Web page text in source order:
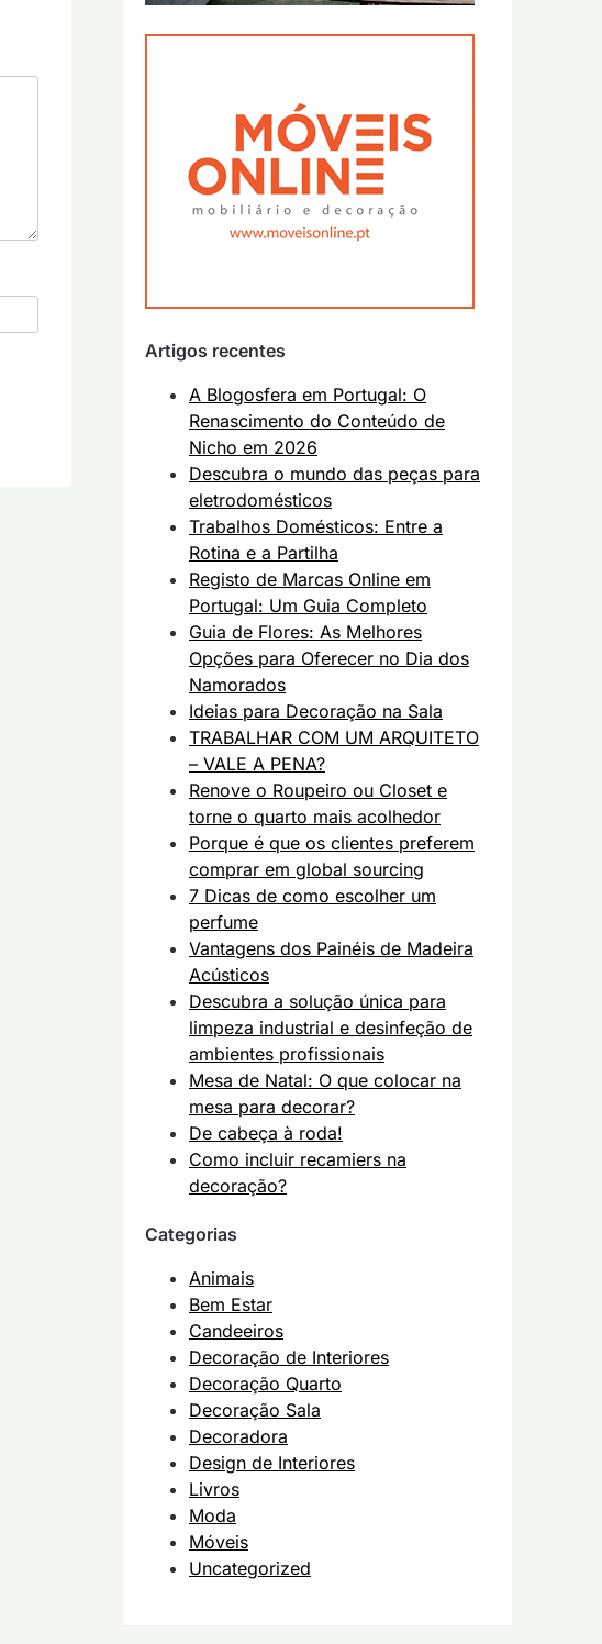
Artigos recentes
A Blogosfera em Portugal: O
Renascimento do Conteúdo de
Nicho em 2026
Descubra o mundo das peças para
eletrodomésticos
Trabalhos Domésticos: Entre a
Rotina e a Partilha
Registo de Marcas Online em
Portugal: Um Guia Completo
Guia de Flores: As Melhores
Opções para Oferecer no Dia dos
Namorados
Ideias para Decoração na Sala
TRABALHAR COM UM ARQUITETO
– VALE A PENA?
Renove o Roupeiro ou Closet e
torne o quarto mais acolhedor
Porque é que os clientes preferem
comprar em global sourcing
7 Dicas de como escolher um
perfume
Vantagens dos Painéis de Madeira
Acústicos
Descubra a solução única para
limpeza industrial e desinfeção de
ambientes profissionais
Mesa de Natal: O que colocar na
mesa para decorar?
De cabeça à roda!
Como incluir recamiers na
decoração?
Categorias
Animais
Bem Estar
Candeeiros
Decoração de Interiores
Decoração Quarto
Decoração Sala
Decoradora
Design de Interiores
Livros
Moda
Móveis
Uncategorized